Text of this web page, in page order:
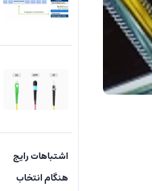
اشتباهات رایج
هنگام انتخاب